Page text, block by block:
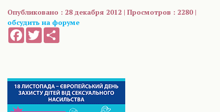
Опубликовано : 28 декабря 2012 | Просмотров : 2280 |
обсудить на форуме
FacebookTwitter